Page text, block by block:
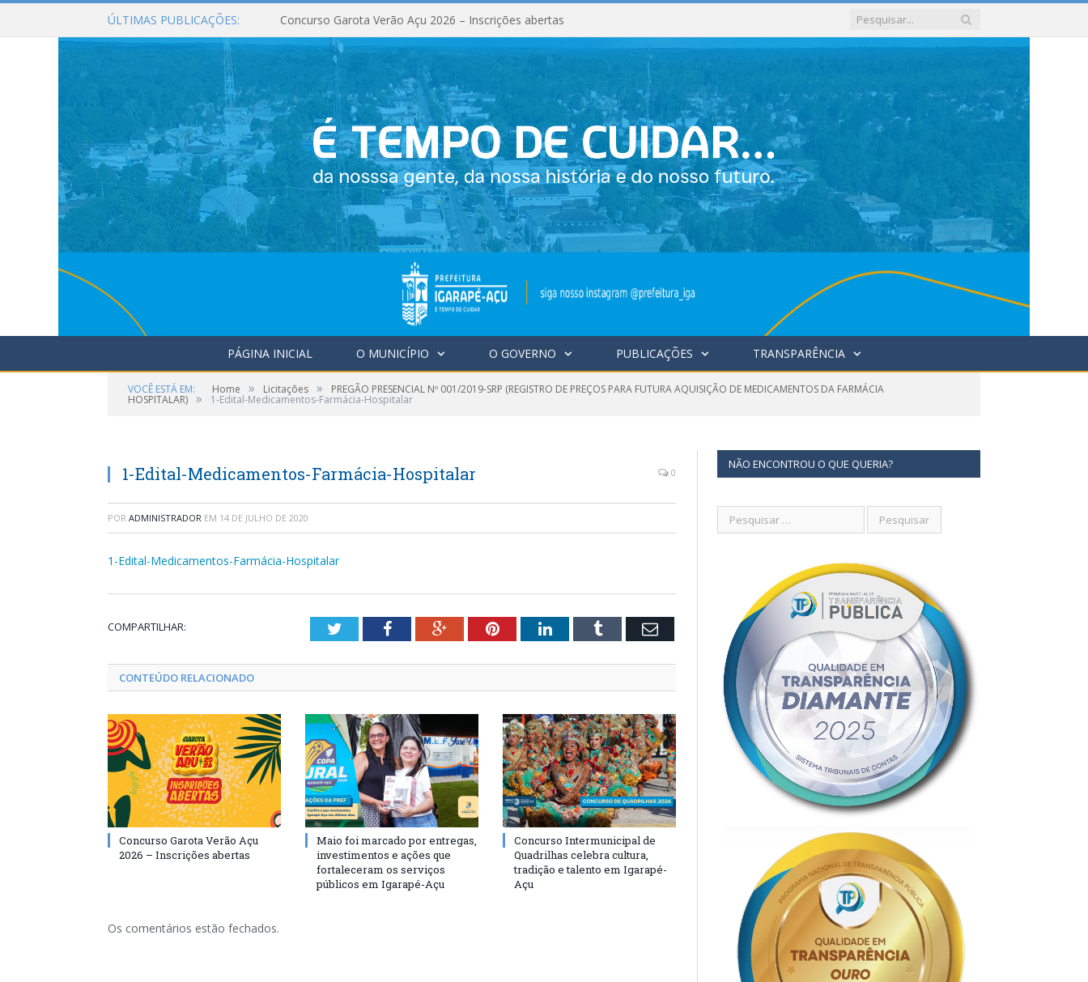
ÚLTIMAS PUBLICAÇÕES: Concurso Garota Verão Açu 2026 – Inscrições abertas
PÁGINA INICIAL O MUNICÍPIO O GOVERNO PUBLICAÇÕES TRANSPARÊNCIA
VOCÊ ESTÁ EM: Home » Licitações » PREGÃO PRESENCIAL Nº 001/2019-SRP (REGISTRO DE PREÇOS PARA FUTURA AQUISIÇÃO DE MEDICAMENTOS DA FARMÁCIA
HOSPITALAR) » 1-Edital-Medicamentos-Farmácia-Hospitalar
1-Edital-Medicamentos-Farmácia-Hospitalar 0
POR ADMINISTRADOR EM 14 DE JULHO DE 2020
1-Edital-Medicamentos-Farmácia-Hospitalar
COMPARTILHAR: TwitterFacebookGoogle+PinterestLinkedInTumblr Email
CONTEÚDO RELACIONADO
Concurso Garota Verão Açu
2026 – Inscrições abertas
Maio foi marcado por entregas,
investimentos e ações que
fortaleceram os serviços
públicos em Igarapé-Açu
Concurso Intermunicipal de
Quadrilhas celebra cultura,
tradição e talento em Igarapé-
Açu
Os comentários estão fechados.
NÃO ENCONTROU O QUE QUERIA?